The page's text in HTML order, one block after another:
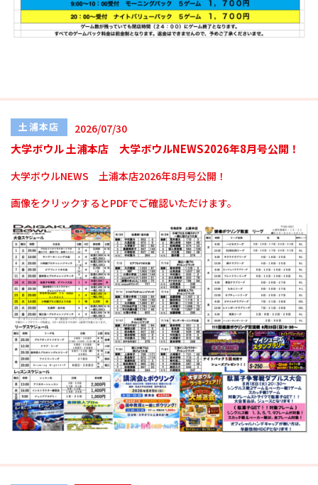
土浦本店 2026/07/30
大学ボウル 土浦本店 大学ボウルNEWS2026年8月号公開！
大学ボウルNEWS 土浦本店2026年8月号公開！
画像をクリックするとPDFでご確認いただけます。